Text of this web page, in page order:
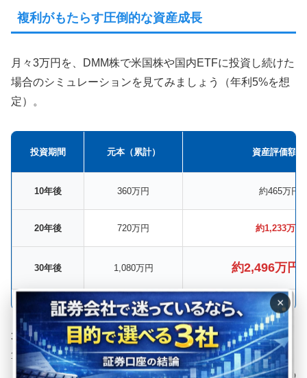
複利がもたらす圧倒的な資産成長
月々3万円を、DMM株で米国株や国内ETFに投資し続けた
場合のシミュレーションを見てみましょう（年利5%を想
定）。
投資期間 元本（累計） 資産評価額
10年後 360万円 約465万円
20年後 720万円 約1,233万円
30年後 1,080万円 約2,496万円
30年後には、元本に対して1,400万円以上の利益が乗る計
算となります。 DMM株の格安手数料設定であれば、こう
した毎月の少額買付でもコスト負けすることなく、複利の
×